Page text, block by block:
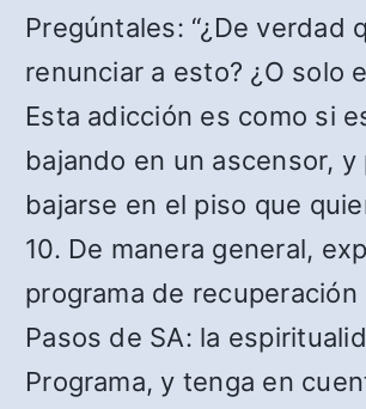
Pregúntales: “¿De verdad
renunciar a esto? ¿O solo
Esta adicción es como si
bajando en un ascensor, y
bajarse en el piso que
10. De manera general,
programa de recuperación
Pasos de SA: la
Programa, y tenga en